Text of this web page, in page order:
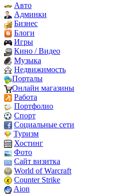
Авто
Админки
Бизнес
Блоги
Игры
Кино / Видео
Музыка
Недвижимость
Порталы
Онлайн магазины
Работа
Портфолио
Спорт
Социальные сети
Туризм
Хостинг
Фото
Сайт визитка
World of Warcraft
Counter Strike
Aion